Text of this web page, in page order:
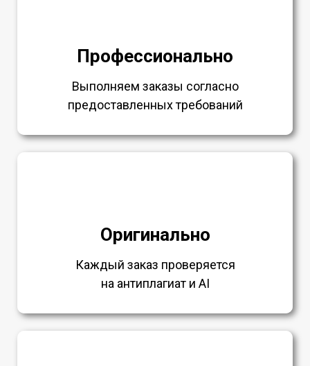
Профессионально
Выполняем заказы согласно
предоставленных требований
Оригинально
Каждый заказ проверяется
на антиплагиат и AI